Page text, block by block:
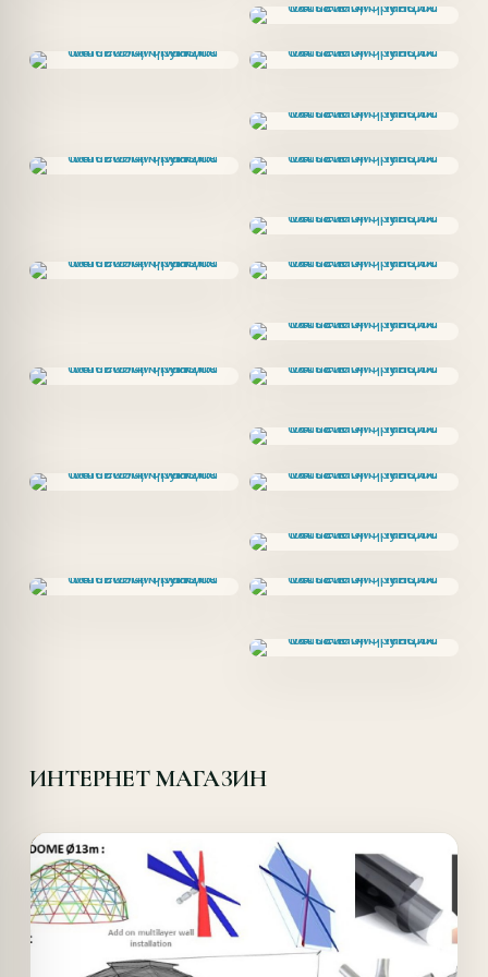
ИНТЕРНЕТ МАГАЗИН
Offer!
Quick View